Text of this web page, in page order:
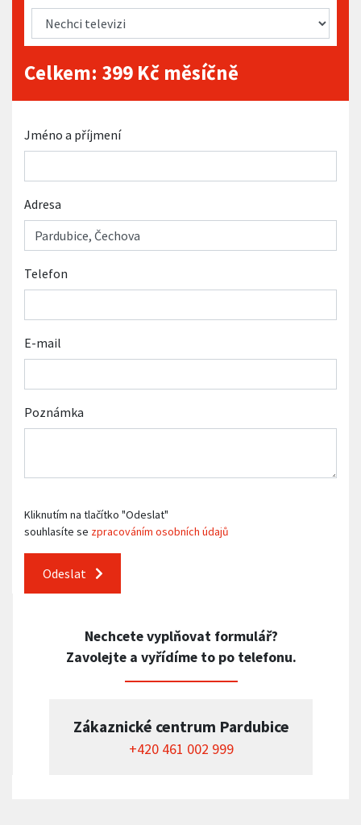
Celkem: 399 Kč měsíčně
Jméno a příjmení
Adresa
Telefon
E-mail
Poznámka
Kliknutím na tlačítko "Odeslat"
souhlasíte se zpracováním osobních údajů
Odeslat
Nechcete vyplňovat formulář?
Zavolejte a vyřídíme to po telefonu.
Zákaznické centrum Pardubice
+420 461 002 999